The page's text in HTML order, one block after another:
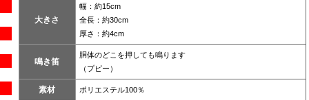
大きさ
幅：約15cm
全長：約30cm
厚さ：約4cm
鳴き笛
胴体のどこを押しても鳴ります
（プピー）
素材 ポリエステル100％